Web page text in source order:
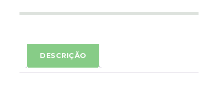
DESCRIÇÃO